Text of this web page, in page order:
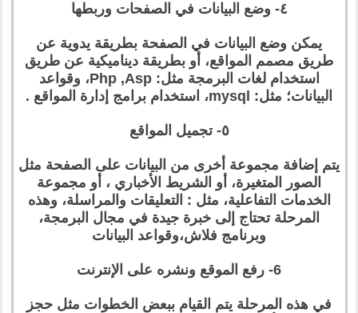
٤- وضع البيانات في الصفحات وربطها
يمكن وضع البيانات في الصفحة بطريقة يدوية عن
طريق مصمم المواقع، أو بطريقة ديناميكية عن طريق
استخدام لغات البرمجة مثل: Php ,Asp، وقواعد
البيانات؛ مثل: mysql، استخدام برامج إدارة المواقع .
٥- تجميل المواقع
يتم إضافة مجموعة أخرى من البيانات على الصفحة مثل
الصور المتغيرة، أو الشريط الأخباري ، أو مجموعة
الخدمات التفاعلية، مثل : التعليقات والمراسلة، وهذه
المرحلة تحتاج إلى خبرة جيدة في مجال البرمجة،
وبرنامج فلاش،وقواعد البيانات
6- رفع الموقع ونشره على الإنترنت
في هذه المرحلة يتم القيام ببعض الخطوات مثل حجز